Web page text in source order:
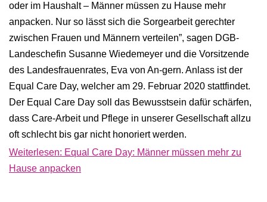
oder im Haushalt – Männer müssen zu Hause mehr
anpacken. Nur so lässt sich die Sorgearbeit gerechter
zwischen Frauen und Männern verteilen”, sagen DGB-
Landeschefin Susanne Wiedemeyer und die Vorsitzende
des Landesfrauenrates, Eva von An-gern. Anlass ist der
Equal Care Day, welcher am 29. Februar 2020 stattfindet.
Der Equal Care Day soll das Bewusstsein dafür schärfen,
dass Care-Arbeit und Pflege in unserer Gesellschaft allzu
oft schlecht bis gar nicht honoriert werden.
Weiterlesen: Equal Care Day: Männer müssen mehr zu
Hause anpacken